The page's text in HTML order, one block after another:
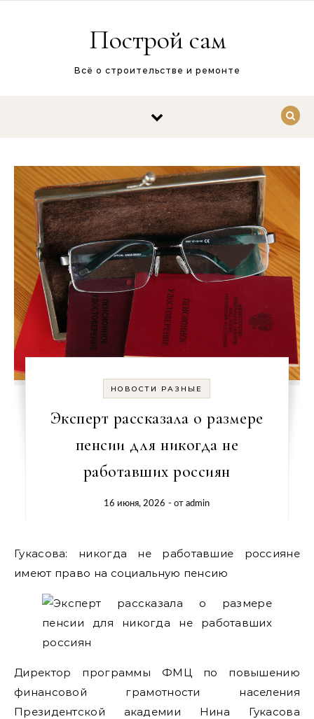
Построй сам
Всё о строительстве и ремонте
НОВОСТИ РАЗНЫЕ
Эксперт рассказала о размере
пенсии для никогда не
работавших россиян
16 июня, 2026 - отadmin
Гукасова: никогда не работавшие россияне
имеют право на социальную пенсию
Директор программы ФМЦ по повышению
финансовой грамотности населения
Президентской академии Нина Гукасова